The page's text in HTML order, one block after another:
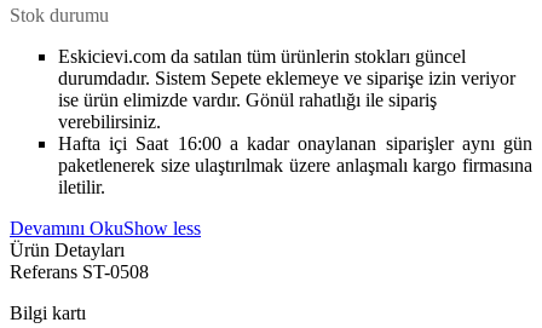
Stok durumu
Eskicievi.com da satılan tüm ürünlerin stokları güncel
durumdadır. Sistem Sepete eklemeye ve siparişe izin veriyor
ise ürün elimizde vardır. Gönül rahatlığı ile sipariş
verebilirsiniz.
Hafta içi Saat 16:00 a kadar onaylanan siparişler aynı gün
paketlenerek size ulaştırılmak üzere anlaşmalı kargo firmasına
iletilir.
Devamını OkuShow less
Ürün Detayları
Referans ST-0508
Bilgi kartı